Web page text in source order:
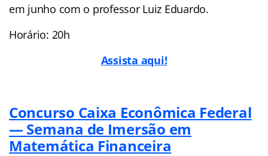
em junho com o professor Luiz Eduardo.
Horário: 20h
Assista aqui!
Concurso Caixa Econômica Federal
— Semana de Imersão em
Matemática Financeira